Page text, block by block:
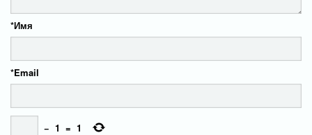
Имя
*
Email
*
− 1 = 1